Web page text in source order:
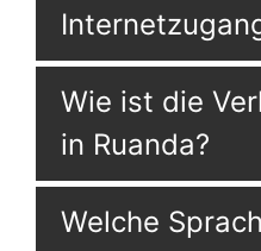
Wie ist die
in Ruanda?
Welche